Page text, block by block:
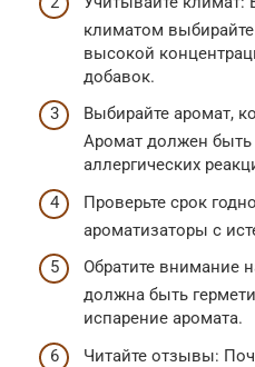
климатом
высокой
добавок.
Выбирайте аромат,
Аромат должен
аллергических
Проверьте срок
ароматизаторы с
Обратите внимание
должна быть
испарение аромата.
Читайте отзывы: